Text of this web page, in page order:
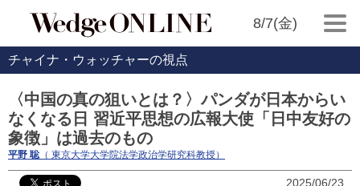
8/7(金)
チャイナ・ウォッチャーの視点
〈中国の真の狙いとは？〉パンダが日本からい
なくなる日 習近平思想の広報大使「日中友好の
象徴」は過去のもの
平野 聡 （ 東京大学大学院法学政治学研究科教授）
2025/06/23